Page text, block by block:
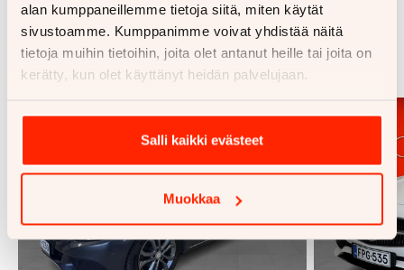
alan kumppaneillemme tietoja siitä, miten käytät
sivustoamme. Kumppanimme voivat yhdistää näitä
tietoja muihin tietoihin, joita olet antanut heille tai joita on
kerätty, kun olet käyttänyt heidän palvelujaan.
Salli kaikki evästeet
Muokkaa
Samankaltaisia ajoneuvoja
Katso kaikki